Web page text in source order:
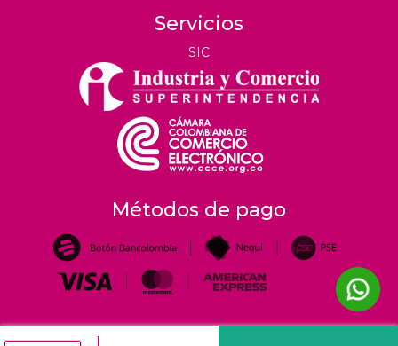
Servicios
SIC
Métodos de pago